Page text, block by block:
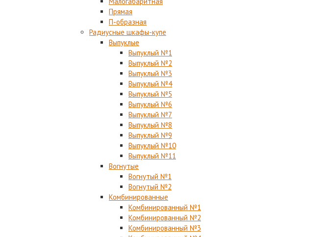
Прямая
П-образная
Радиусные шкафы-купе
Выпуклые
Выпуклый №1
Выпуклый №2
Выпуклый №3
Выпуклый №4
Выпуклый №5
Выпуклый №6
Выпуклый №7
Выпуклый №8
Выпуклый №9
Выпуклый №10
Выпуклый №11
Вогнутые
Вогнутый №1
Вогнутый №2
Комбинированные
Комбинированный №1
Комбинированный №2
Комбинированный №3